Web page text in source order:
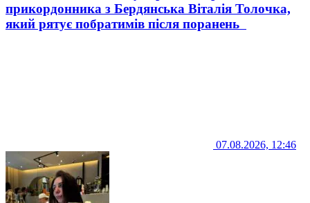
прикордонника з Бердянська Віталія Толочка,
який рятує побратимів після поранень
07.08.2026, 12:46